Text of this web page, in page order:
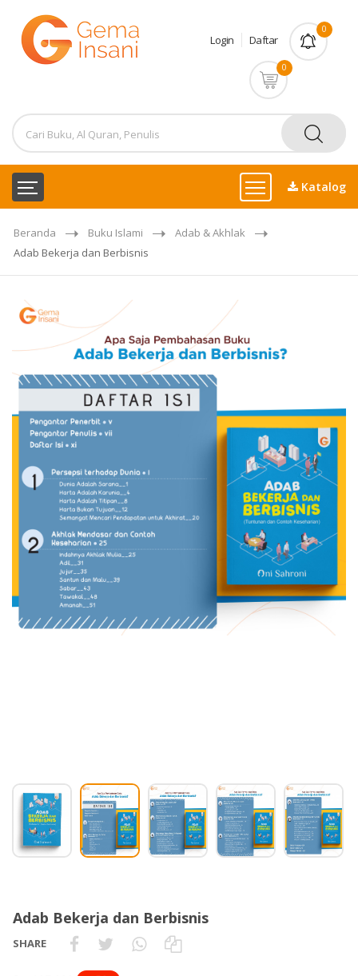
Login Daftar
0
0
Katalog
Beranda Buku Islami
Adab & Akhlak
Adab Bekerja dan Berbisnis
Adab Bekerja dan Berbisnis
SHARE